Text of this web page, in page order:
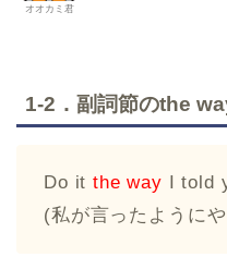
オオカミ君
1-2．副詞節のthe
Do it the way I told
(私が言ったように